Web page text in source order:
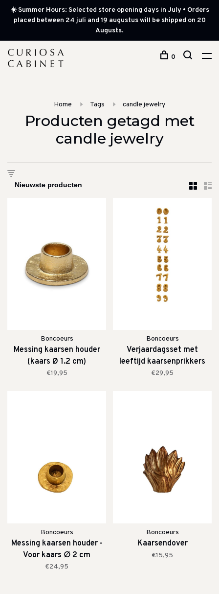
☀️ Summer Hours: Selected store opening days in July • Orders
placed between 24 juli and 19 augustus will be shipped on 20
Augusts.
0
Home Tags candle jewelry
Producten getagd met
candle jewelry
Boncoeurs
Messing kaarsen houder
(kaars Ø 1.2 cm)
€19,95
Boncoeurs
Verjaardagsset met
leeftijd kaarsenprikkers
€29,95
Boncoeurs
Messing kaarsen houder -
Voor kaars ∅ 2 cm
€24,95
Boncoeurs
Kaarsendover
€15,95